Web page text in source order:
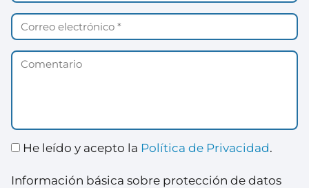
He leído y acepto la Política de Privacidad.
Información básica sobre protección de datos